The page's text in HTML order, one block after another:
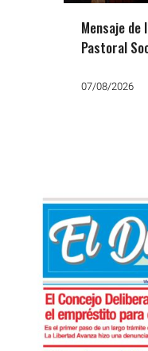
Mensaje
Pastoral
trabajo, el
07/08/2026